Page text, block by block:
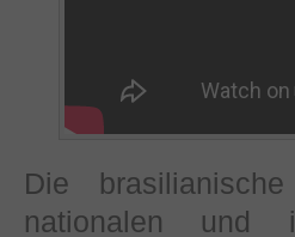
Die
nationalen und